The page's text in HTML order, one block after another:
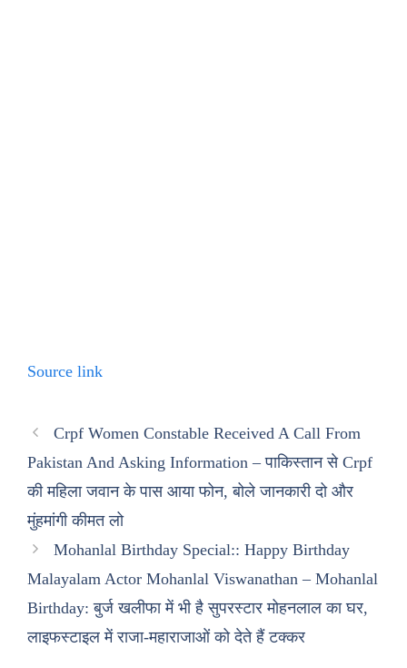
Source link
Crpf Women Constable Received A Call From
Pakistan And Asking Information – पाकिस्तान से Crpf
की महिला जवान के पास आया फोन, बोले जानकारी दो और
मुंहमांगी कीमत लो
Mohanlal Birthday Special:: Happy Birthday
Malayalam Actor Mohanlal Viswanathan – Mohanlal
Birthday: बुर्ज खलीफा में भी है सुपरस्टार मोहनलाल का घर,
लाइफस्टाइल में राजा-महाराजाओं को देते हैं टक्कर